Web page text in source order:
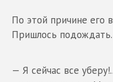
По этой причине его
Пришлось подождать.
— Я сейчас все